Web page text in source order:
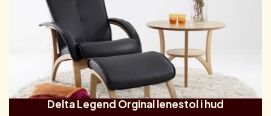
Delta Legend Orginal lenestol i hud